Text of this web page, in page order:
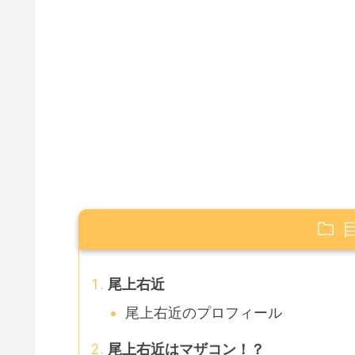
尾上右近
尾上右近のプロフィール
尾上右近はマザコン！？